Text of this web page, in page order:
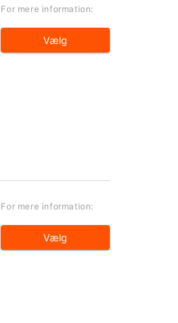
For mere information:
Vælg
For mere information:
Vælg